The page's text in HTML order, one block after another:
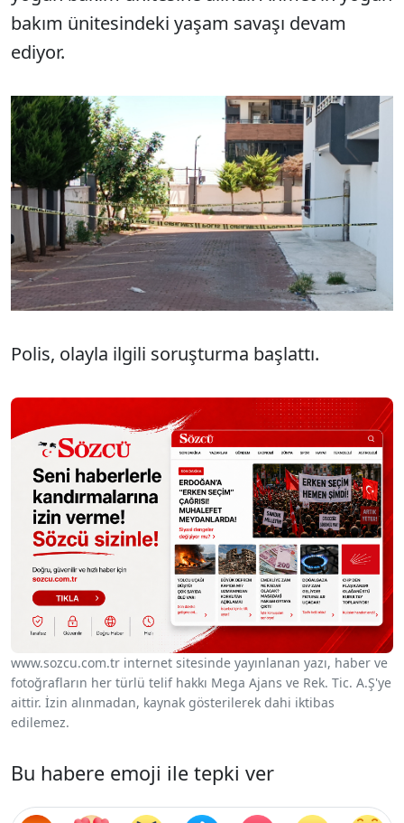
bakım ünitesindeki yaşam savaşı devam
ediyor.
Polis, olayla ilgili soruşturma başlattı.
www.sozcu.com.tr internet sitesinde yayınlanan yazı, haber ve
fotoğrafların her türlü telif hakkı Mega Ajans ve Rek. Tic. A.Ş'ye
aittir. İzin alınmadan, kaynak gösterilerek dahi iktibas
edilemez.
Bu habere emoji ile tepki ver